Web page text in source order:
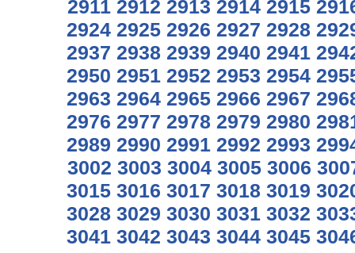
2911 2912 2913 2914 2915
2924 2925 2926 2927 2928
2937 2938 2939 2940 2941
2950 2951 2952 2953 2954
2963 2964 2965 2966 2967
2976 2977 2978 2979 2980
2989 2990 2991 2992 2993
3002 3003 3004 3005 3006
3015 3016 3017 3018 3019
3028 3029 3030 3031 3032
3041 3042 3043 3044 3045